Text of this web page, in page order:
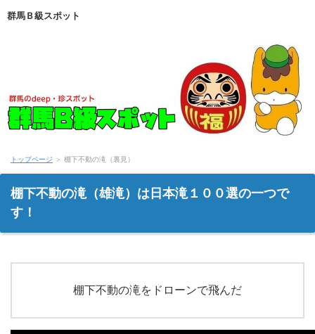
群馬Ｂ級スポット
トップページ ＞ 棚下不動の滝（裏見）
棚下不動の滝（雄滝）は日本滝１００選の一つで
す！
棚下不動の滝をドローンで飛んだ